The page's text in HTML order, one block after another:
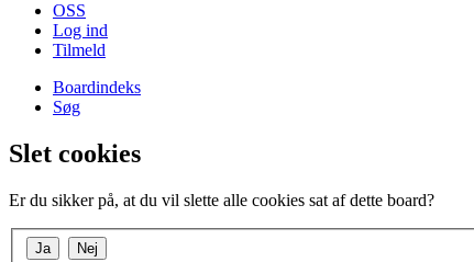
OSS
Log ind
Tilmeld
Boardindeks
Søg
Slet cookies
Er du sikker på, at du vil slette alle cookies sat af dette board?